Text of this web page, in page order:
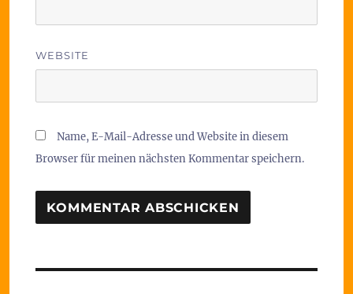
WEBSITE
Name, E-Mail-Adresse und Website in diesem
Browser für meinen nächsten Kommentar speichern.